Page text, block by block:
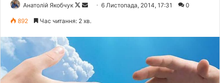
Анатолій Якобчук
F
w
o
n
e
6 Листопада, 2014, 17:31 0
892 Час читання: 2 хв.